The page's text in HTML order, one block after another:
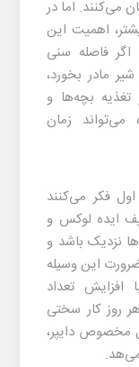
می‌کنند. اما در
اهمیت این
فاصله سنی
مادر بخورد،
بچه‌ها و
زمان
فکر می‌کنند
ایده لوکس و
نزدیک باشد و
این وسیله
افزایش تعداد
روز کار سختی
مخصوص دایپر،
می‌هد.